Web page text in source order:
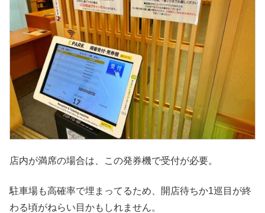
店内が満席の場合は、この発券機で受付が必要。
駐車場も高確率で埋まってるため、開店待ちか1巡目が終
わる頃がねらい目かもしれません。